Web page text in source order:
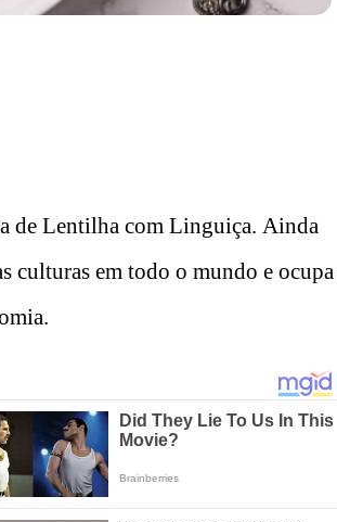
de Lentilha com Linguiça. Ainda
culturas em todo o mundo e